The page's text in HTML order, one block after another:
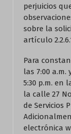
perjuicios
sobre la
artículo
Para
las 7:00
5:30 p.m. en
la calle 27
de Servicios
electrónica